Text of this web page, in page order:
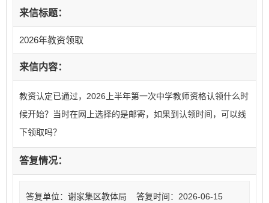
来信标题：
2026年教资领取
来信内容：
教资认定已通过，2026上半年第一次中学教师资格认领什么时
候开始？当时在网上选择的是邮寄，如果到认领时间，可以线
下领取吗？
答复情况：
答复单位：谢家集区教体局 答复时间：2026-06-15